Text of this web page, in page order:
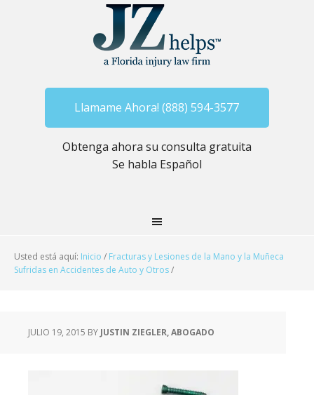
Llamame Ahora! (888) 594-3577
Obtenga ahora su consulta gratuita
Se habla Español
Usted está aquí: Inicio / Fracturas y Lesiones de la Mano y la Muñeca
Sufridas en Accidentes de Auto y Otros/
JULIO 19, 2015 BY JUSTIN ZIEGLER, ABOGADO